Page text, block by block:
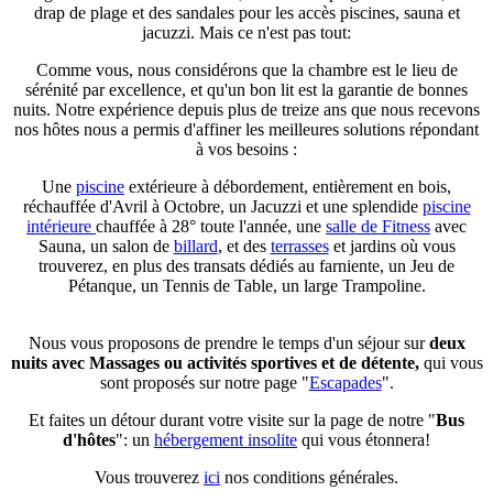
drap de plage et des sandales pour les accès piscines, sauna et
jacuzzi. Mais ce n'est pas tout:
Comme vous, nous considérons que la chambre est le lieu de
sérénité par excellence, et qu'un bon lit est la garantie de bonnes
nuits. Notre expérience depuis plus de treize ans que nous recevons
nos hôtes nous a permis d'affiner les meilleures solutions répondant
à vos besoins :
Une piscine extérieure à débordement, entièrement en bois,
réchauffée d'Avril à Octobre, un Jacuzzi et une splendide piscine
intérieure chauffée à 28° toute l'année, une salle de Fitness avec
Sauna, un salon de billard, et des terrasseset jardins où vous
trouverez, en plus des transats dédiés au farniente, un Jeu de
Pétanque, un Tennis de Table, un large Trampoline.
Nous vous proposons de prendre le temps d'un séjour surdeux
nuits avec Massages ou activités sportives et de détente, qui vous
sont proposés sur notre page "Escapades".
Et faites un détour durant votre visite sur la page de notre "Bus
d'hôtes": un hébergement insolite qui vous étonnera!
Vous trouverez ici nos conditions générales.